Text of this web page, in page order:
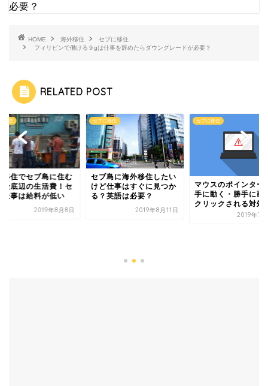
必要？
HOME 海外移住
セブに移住
フィリピンで働ける９gは仕事を辞めたらダウングレードが必要？
RELATED POST
移住
移住でセブ島に住む
最底辺の生活費！セ
仕事は給料が低い
2019年8月8日
セブに移住
セブ島に海外移住したい
けど仕事はすぐに見つか
る？英語は必要？
2019年8月11日
セブに移住
マウスのポインター
手に動く・勝手に画
クリックされる対処
2019年7